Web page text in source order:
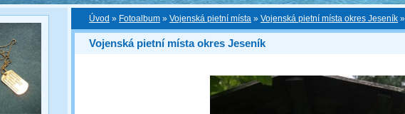
Úvod » Fotoalbum » Vojenská pietní místa » Vojenská pietní místa okres Jeseník »
Vojenská pietní místa okres Jeseník